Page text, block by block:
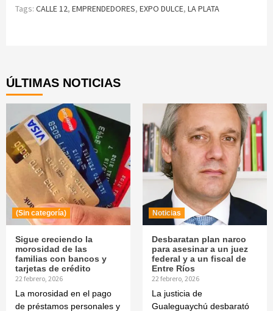
Tags: CALLE 12, EMPRENDEDORES, EXPO DULCE, LA PLATA
ÚLTIMAS NOTICIAS
(Sin categoría)
Sigue creciendo la
morosidad de las
familias con bancos y
tarjetas de crédito
22 febrero, 2026
La morosidad en el pago
de préstamos personales y
Noticias
Desbaratan plan narco
para asesinar a un juez
federal y a un fiscal de
Entre Ríos
22 febrero, 2026
La justicia de
Gualeguaychú desbarató